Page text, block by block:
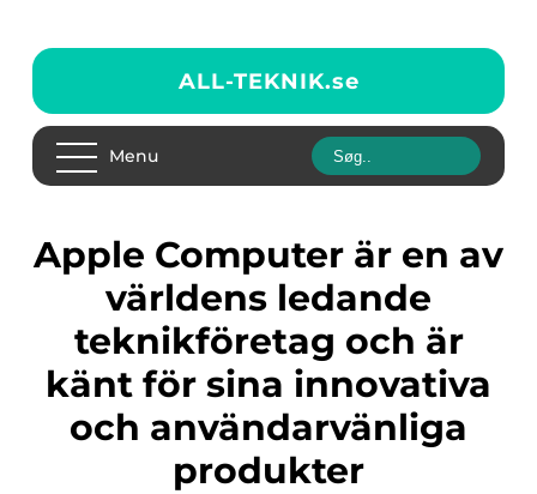
ALL-TEKNIK.se
Menu
Apple Computer är en av
världens ledande
teknikföretag och är
känt för sina innovativa
och användarvänliga
produkter